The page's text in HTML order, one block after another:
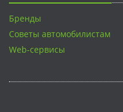
Бренды
Советы автомобилистам
Web-сервисы